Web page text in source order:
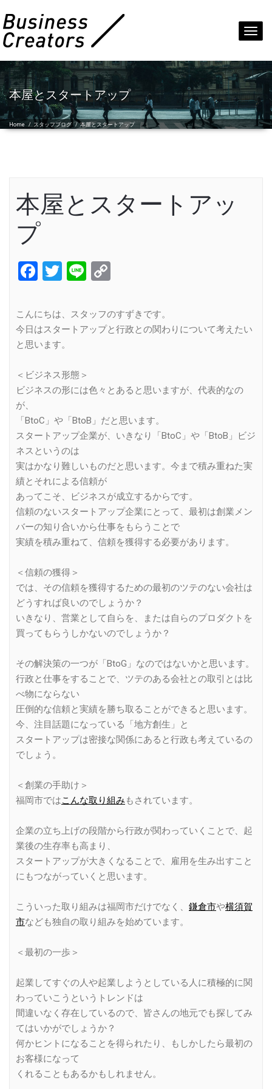
本屋とスタートアップ
Home / スタッフブログ /本屋とスタートアップ
本屋とスタートアッ
プ
Facebook
Twitter
Line
こんにちは、スタッフのすずきです。
今日はスタートアップと行政との関わりについて考えたい
と思います。
＜ビジネス形態＞
ビジネスの形には色々とあると思いますが、代表的なの
が、
「BtoC」や「BtoB」だと思います。
スタートアップ企業が、いきなり「BtoC」や「BtoB」ビジ
ネスというのは
実はかなり難しいものだと思います。今まで積み重ねた実
績とそれによる信頼が
あってこそ、ビジネスが成立するからです。
信頼のないスタートアップ企業にとって、最初は創業メン
バーの知り合いから仕事をもらうことで
実績を積み重ねて、信頼を獲得する必要があります。
＜信頼の獲得＞
では、その信頼を獲得するための最初のツテのない会社は
どうすれば良いのでしょうか？
いきなり、営業として自らを、または自らのプロダクトを
買ってもらうしかないのでしょうか？
その解決策の一つが「BtoG」なのではないかと思います。
行政と仕事をすることで、ツテのある会社との取引とは比
べ物にならない
圧倒的な信頼と実績を勝ち取ることができると思います。
今、注目話題になっている「地方創生」と
スタートアップは密接な関係にあると行政も考えているの
でしょう。
＜創業の手助け＞
福岡市ではこんな取り組み もされています。
企業の立ち上げの段階から行政が関わっていくことで、起
業後の生存率も高まり、
スタートアップが大きくなることで、雇用を生み出すこと
にもつながっていくと思います。
こういった取り組みは福岡市だけでなく、 鎌倉市や横須賀
市なども独自の取り組みを始めています。
＜最初の一歩＞
起業してすぐの人や起業しようとしている人に積極的に関
わっていこうというトレンドは
間違いなく存在しているので、皆さんの地元でも探してみ
てはいかがでしょうか？
何かヒントになることを得られたり、もしかしたら最初の
お客様になって
くれることもあるかもしれません。